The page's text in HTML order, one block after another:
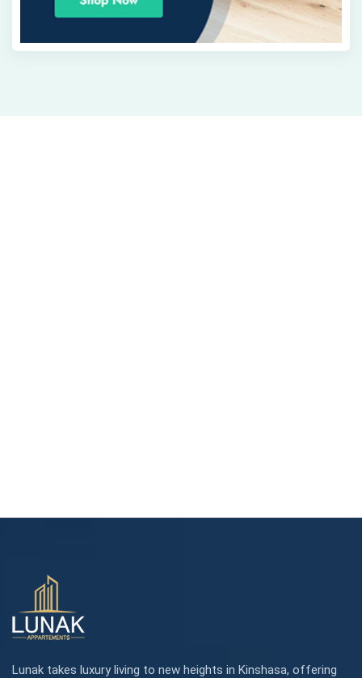
Lunak takes luxury living to new heights in Kinshasa, offering